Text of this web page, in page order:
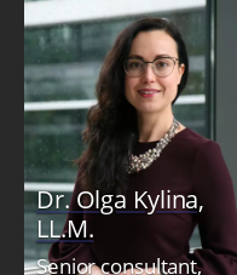
Dr. Olga Kylina,
LL.M.
Senior consultant,